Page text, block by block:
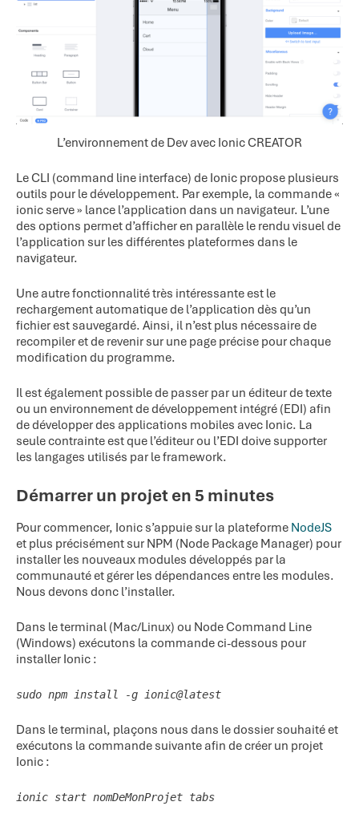
L’environnement de Dev avec Ionic CREATOR
Le CLI (command line interface) de Ionic propose plusieurs
outils pour le développement. Par exemple, la commande «
ionic serve » lance l’application dans un navigateur. L’une
des options permet d’afficher en parallèle le rendu visuel de
l’application sur les différentes plateformes dans le
navigateur.
Une autre fonctionnalité très intéressante est le
rechargement automatique de l’application dès qu’un
fichier est sauvegardé. Ainsi, il n’est plus nécessaire de
recompiler et de revenir sur une page précise pour chaque
modification du programme.
Il est également possible de passer par un éditeur de texte
ou un environnement de développement intégré (EDI) afin
de développer des applications mobiles avec Ionic. La
seule contrainte est que l’éditeur ou l’EDI doive supporter
les langages utilisés par le framework.
Démarrer un projet en 5 minutes
Pour commencer, Ionic s’appuie sur la plateforme NodeJS
et plus précisément sur NPM (Node Package Manager) pour
installer les nouveaux modules développés par la
communauté et gérer les dépendances entre les modules.
Nous devons donc l’installer.
Dans le terminal (Mac/Linux) ou Node Command Line
(Windows) exécutons la commande ci-dessous pour
installer Ionic :
sudo npm install -g ionic@latest
Dans le terminal, plaçons nous dans le dossier souhaité et
exécutons la commande suivante afin de créer un projet
Ionic :
ionic start nomDeMonProjet tabs